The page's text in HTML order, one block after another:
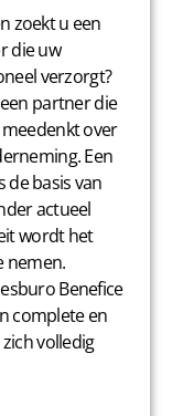
zoekt u een
die uw
verzorgt?
partner die
over
Een
basis van
actueel
wordt het
nemen.
Benefice
complete en
volledig